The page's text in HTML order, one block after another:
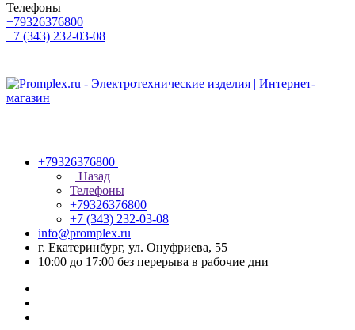
Телефоны
+79326376800
+7 (343) 232-03-08
+79326376800
Назад
Телефоны
+79326376800
+7 (343) 232-03-08
info@promplex.ru
г. Екатеринбург, ул. Онуфриева, 55
10:00 до 17:00 без перерыва в рабочие дни